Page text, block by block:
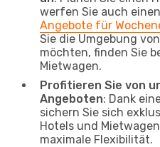
werfen Sie auch
Angebote für
Sie die Umgebung
möchten, finden Sie
Mietwagen.
Profitieren Sie von
Angeboten: Dank
sichern Sie sich
Hotels und
maximale Flexibilität.